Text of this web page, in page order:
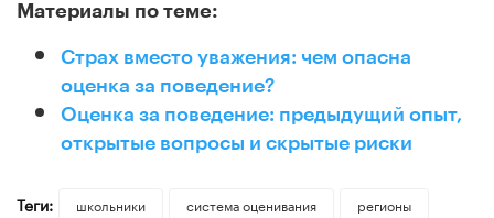
Материалы по теме:
Страх вместо уважения: чем опасна
оценка за поведение?
Оценка за поведение: предыдущий опыт,
открытые вопросы и скрытые риски
Теги: школьники система оценивания
регионы